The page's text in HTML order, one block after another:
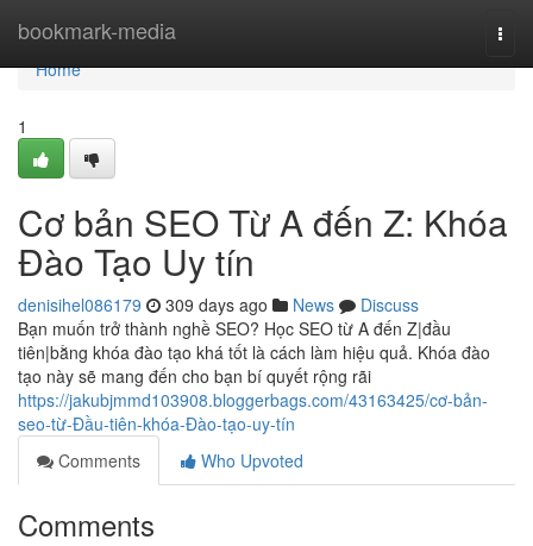
bookmark-media
Home
Home
1
Cơ bản SEO Từ A đến Z: Khóa
Đào Tạo Uy tín
denisihel086179 309 days ago News
Discuss
Bạn muốn trở thành nghề SEO? Học SEO từ A đến Z|đầu
tiên|bằng khóa đào tạo khá tốt là cách làm hiệu quả. Khóa đào
tạo này sẽ mang đến cho bạn bí quyết rộng rãi
https://jakubjmmd103908.bloggerbags.com/43163425/cơ-bản-
seo-từ-Đầu-tiên-khóa-Đào-tạo-uy-tín
Comments
Who Upvoted
Comments